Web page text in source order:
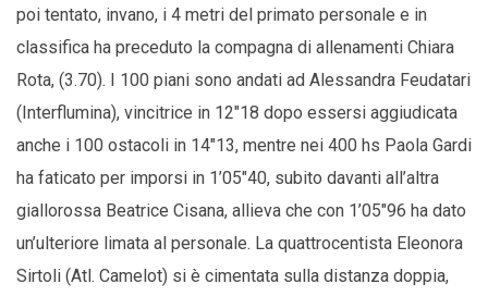
poi tentato, invano, i 4 metri del primato personale e in
classifica ha preceduto la compagna di allenamenti Chiara
Rota, (3.70). I 100 piani sono andati ad Alessandra Feudatari
(Interflumina), vincitrice in 12″18 dopo essersi aggiudicata
anche i 100 ostacoli in 14″13, mentre nei 400 hs Paola Gardi
ha faticato per imporsi in 1’05″40, subito davanti all’altra
giallorossa Beatrice Cisana, allieva che con 1’05″96 ha dato
un’ulteriore limata al personale. La quattrocentista Eleonora
Sirtoli (Atl. Camelot) si è cimentata sulla distanza doppia,